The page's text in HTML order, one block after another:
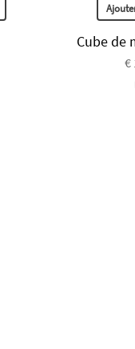
Cube de
€